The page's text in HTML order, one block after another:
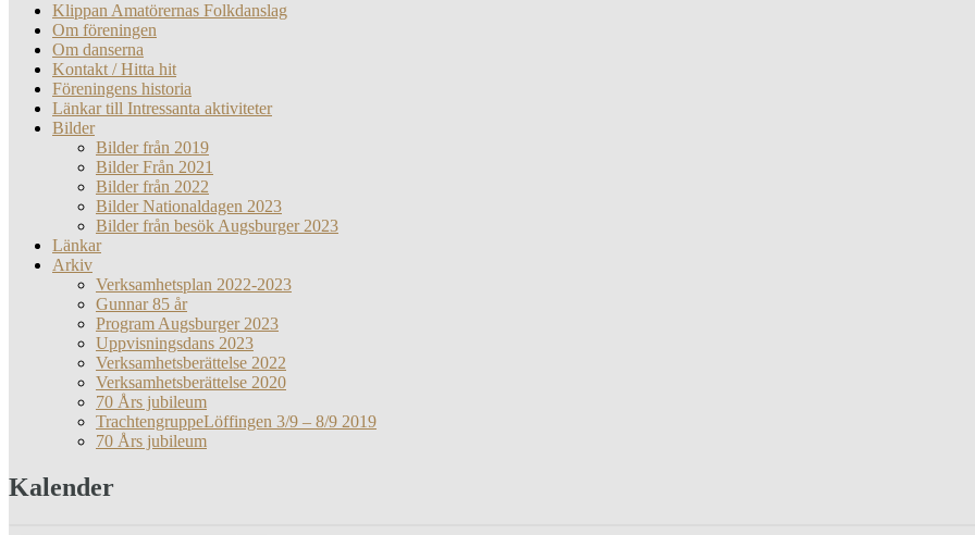
Klippan Amatörernas Folkdanslag
Om föreningen
Om danserna
Kontakt / Hitta hit
Föreningens historia
Länkar till Intressanta aktiviteter
Bilder
Bilder från 2019
Bilder Från 2021
Bilder från 2022
Bilder Nationaldagen 2023
Bilder från besök Augsburger 2023
Länkar
Arkiv
Verksamhetsplan 2022-2023
Gunnar 85 år
Program Augsburger 2023
Uppvisningsdans 2023
Verksamhetsberättelse 2022
Verksamhetsberättelse 2020
70 Års jubileum
TrachtengruppeLöffingen 3/9 – 8/9 2019
70 Års jubileum
Kalender